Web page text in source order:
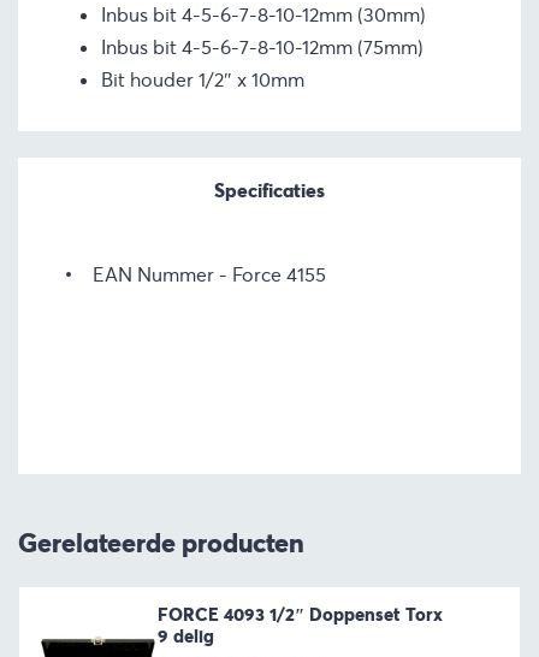
Inbus bit 4-5-6-7-8-10-12mm (30mm)
Inbus bit 4-5-6-7-8-10-12mm (75mm)
Bit houder 1/2″ x 10mm
Specificaties
EAN Nummer Force 4155
Gerelateerde producten
FORCE 4093 1/2″ Doppenset Torx
9 delig